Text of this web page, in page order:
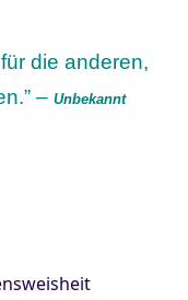
die anderen,
– Unbekannt